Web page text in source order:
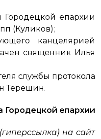
Городецкой епархии
(Куликов);
канцелярией
священник Илья
службы протокола
Терешин.
Городецкой епархии
на сайт